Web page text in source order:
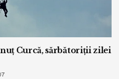
Curcă, sărbătoriții zilei